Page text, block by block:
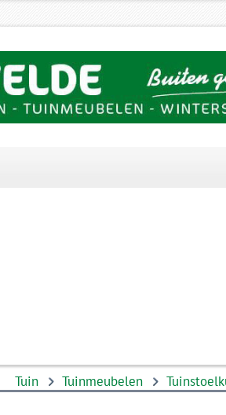
Tuin Tuinmeubelen